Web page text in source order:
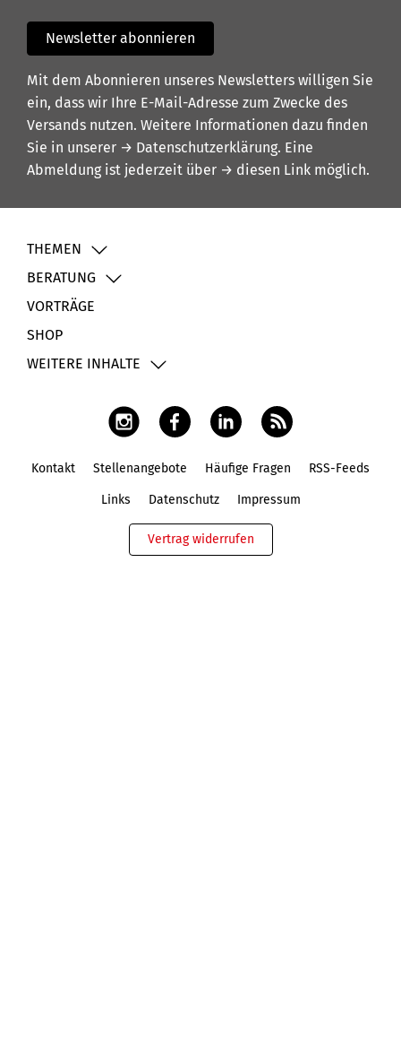
Newsletter abonnieren
Mit dem Abonnieren unseres Newsletters willigen Sie
ein, dass wir Ihre E-Mail-Adresse zum Zwecke des
Versands nutzen. Weitere Informationen dazu finden
Sie in unserer → Datenschutzerklärung. Eine
Abmeldung ist jederzeit über → diesen Link möglich.
THEMEN
BERATUNG
VORTRÄGE
SHOP
WEITERE INHALTE
Kontakt Stellenangebote Häufige Fragen RSS-Feeds
Links Datenschutz Impressum
Vertrag widerrufen